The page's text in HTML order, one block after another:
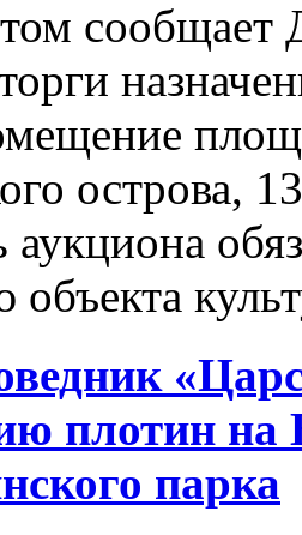
острова,
аукциона
объекта
плотин на
парка